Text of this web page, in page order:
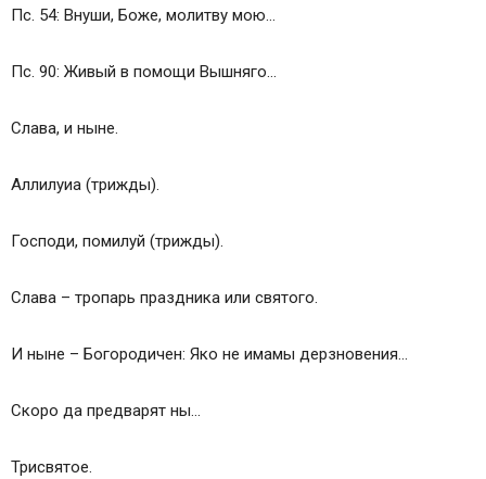
Пс. 54: Внуши, Боже, молитву мою…
Пс. 90: Живый в помощи Вышняго…
Слава, и ныне.
Аллилуиа (трижды).
Господи, помилуй (трижды).
Слава – тропарь праздника или святого.
И ныне – Богородичен: Яко не имамы дерзновения…
Скоро да предварят ны…
Трисвятое.